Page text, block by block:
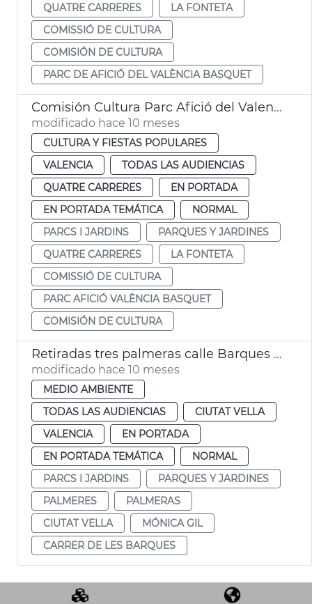
QUATRE CARRERES
LA FONTETA
COMISSIÓ DE CULTURA
COMISIÓN DE CULTURA
PARC DE AFICIÓ DEL VALÈNCIA BASQUET
Comisión Cultura Parc Afició del Valencia Basket
modificado hace 10 meses
CULTURA Y FIESTAS POPULARES
VALENCIA
TODAS LAS AUDIENCIAS
QUATRE CARRERES
EN PORTADA
EN PORTADA TEMÁTICA
NORMAL
PARCS I JARDINS
PARQUES Y JARDINES
QUATRE CARRERES
LA FONTETA
COMISSIÓ DE CULTURA
PARC AFICIÓ VALÈNCIA BASQUET
COMISIÓN DE CULTURA
Retiradas tres palmeras calle Barques València
modificado hace 10 meses
MEDIO AMBIENTE
TODAS LAS AUDIENCIAS
CIUTAT VELLA
VALENCIA
EN PORTADA
EN PORTADA TEMÁTICA
NORMAL
PARCS I JARDINS
PARQUES Y JARDINES
PALMERES
PALMERAS
CIUTAT VELLA
MÓNICA GIL
CARRER DE LES BARQUES